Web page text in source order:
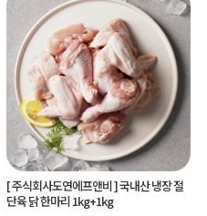
[ 주식회사도연에프앤비 ]국내산 냉장 절
단육 닭 한마리 1kg+1kg